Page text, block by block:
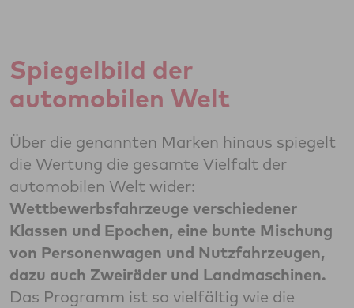
Spiegelbild der
automobilen Welt
Über die genannten Marken hinaus spiegelt
die Wertung die gesamte Vielfalt der
automobilen Welt wider:
Wettbewerbsfahrzeuge verschiedener
Klassen und Epochen, eine bunte Mischung
von Personenwagen und Nutzfahrzeugen,
dazu auch Zweiräder und Landmaschinen.
Das Programm ist so vielfältig wie die